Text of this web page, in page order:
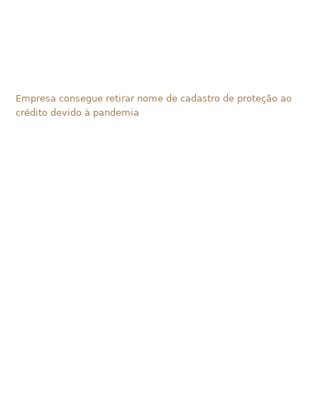
Empresa consegue retirar nome de cadastro de proteção ao
crédito devido à pandemia